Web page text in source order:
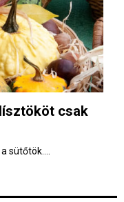
csak
sütőtök....